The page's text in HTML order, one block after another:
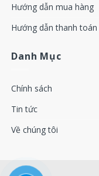
Hướng dẫn mua hàng
Hướng dẫn thanh toán
Danh Mục
Chính sách
Tin tức
Về chúng tôi